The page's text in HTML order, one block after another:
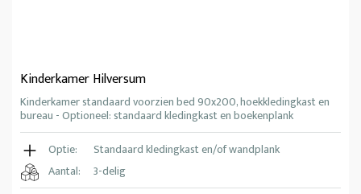
Kinderkamer Hilversum
Kinderkamer standaard voorzien bed 90x200, hoekkledingkast en
bureau - Optioneel: standaard kledingkast en boekenplank
Optie:
Standaard kledingkast en/of wandplank
Aantal:
3-delig